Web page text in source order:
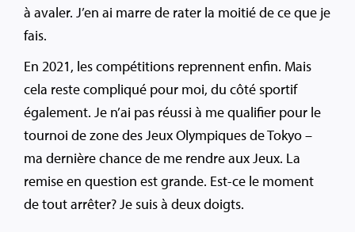
à avaler. J’en ai marre de rater la moitié de ce que je
fais.
En 2021, les compétitions reprennent enfin. Mais
cela reste compliqué pour moi, du côté sportif
également. Je n’ai pas réussi à me qualifier pour le
tournoi de zone des Jeux Olympiques de Tokyo –
ma dernière chance de me rendre aux Jeux. La
remise en question est grande. Est-ce le moment
de tout arrêter? Je suis à deux doigts.